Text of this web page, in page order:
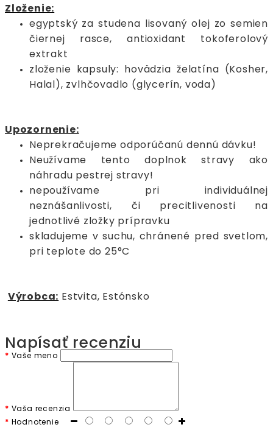
Zloženie:
egyptský za studena lisovaný olej zo semien
čiernej rasce, antioxidant tokoferolový
extrakt
zloženie kapsuly: hovädzia želatína (Kosher,
Halal), zvlhčovadlo (glycerín, voda)
Upozornenie:
Neprekračujeme odporúčanú dennú dávku!
Neužívame tento doplnok stravy ako
náhradu pestrej stravy!
nepoužívame pri individuálnej
neznášanlivosti, či precitlivenosti na
jednotlivé zložky prípravku
skladujeme v suchu, chránené pred svetlom,
pri teplote do 25°C
Výrobca: Estvita, Estónsko
Napísať recenziu
Vaše meno
Vaša recenzia
Hodnotenie